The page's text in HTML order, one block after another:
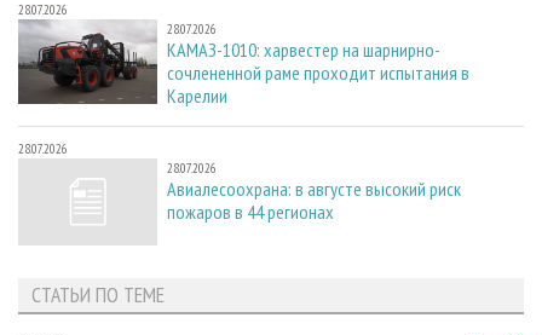
28.07.2026
28.07.2026
КАМАЗ-1010: харвестер на шарнирно-
сочлененной раме проходит испытания в
Карелии
28.07.2026
28.07.2026
Авиалесоохрана: в августе высокий риск
пожаров в 44 регионах
СТАТЬИ ПО ТЕМЕ